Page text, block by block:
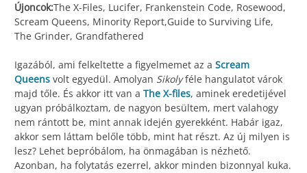
Újoncok:The X-Files, Lucifer, Frankenstein Code, Rosewood,
Scream Queens, Minority Report,Guide to Surviving Life,
The Grinder, Grandfathered
Igazából, ami felkeltette a figyelmemet az a Scream
Queens volt egyedül. Amolyan Sikolyféle hangulatot várok
majd tőle. És akkor itt van a The X-files, aminek eredetijével
ugyan próbálkoztam, de nagyon besültem, mert valahogy
nem rántott be, mint annak idején gyerekként. Habár igaz,
akkor sem láttam belőle több, mint hat részt. Az új milyen is
lesz? Lehet bepróbálom, ha önmagában is nézhető.
Azonban, ha folytatás ezerrel, akkor minden bizonnyal kuka.